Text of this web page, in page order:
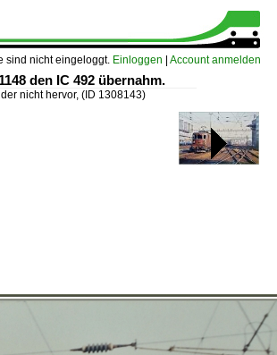
sind nicht eingeloggt. Einloggen Account anmelden
den IC 492 übernahm.
nicht hervor, (ID 1308143)